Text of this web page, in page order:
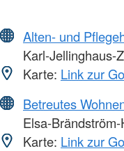
Alten- und
Karl-Jellinghaus-
Karte: Link zur
Betreutes
Elsa-
Karte: Link zur